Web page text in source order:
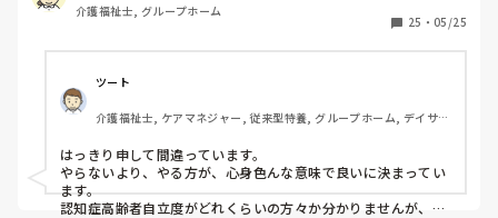
介護福祉士, グループホーム
25 ・ 05/25
ツート
介護福祉士, ケアマネジャー, 従来型特養, グループホーム, デイサー
はっきり申して間違っています。
やらないより、やる方が、心身色んな意味で良いに決まってい
ます。
認知症高齢者自立度がどれくらいの方々か分かりませんが、他